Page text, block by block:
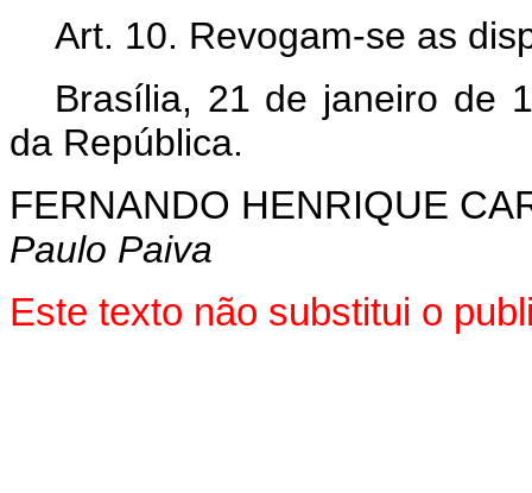
Art. 10. Revogam-se as
Brasília, 21 de janeiro de
da República.
FERNANDO HENRIQUE
Paulo Paiva
Este texto não substitui o